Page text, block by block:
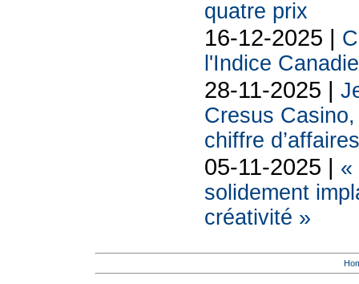
quatre prix
16-12-2025 |
l'Indice
28-11-2025 |
Cresus
chiffre d’affaires
05-11-2025 | «
solidement
créativité »